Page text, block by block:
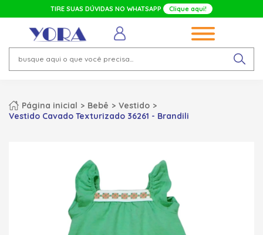
TIRE SUAS DÚVIDAS NO WHATSAPP Clique aqui!
Página inicial Bebê
Vestido
Vestido Cavado Texturizado 36261 - Brandili